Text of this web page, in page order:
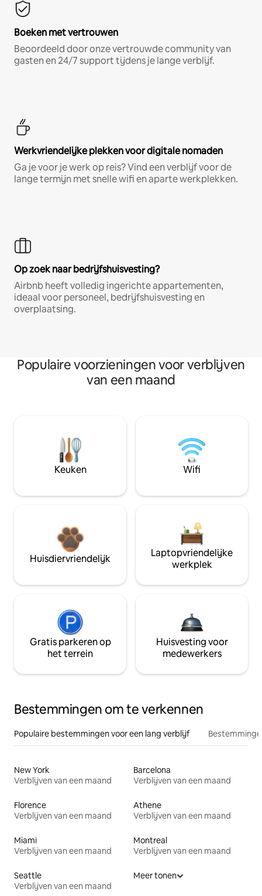
Boeken met vertrouwen
Beoordeeld door onze vertrouwde community van
gasten en 24/7 support tijdens je lange verblijf.
Werkvriendelijke plekken voor digitale nomaden
Ga je voor je werk op reis? Vind een verblijf voor de
lange termijn met snelle wifi en aparte werkplekken.
Op zoek naar bedrijfshuisvesting?
Airbnb heeft volledig ingerichte appartementen,
ideaal voor personeel, bedrijfshuisvesting en
overplaatsing.
Populaire voorzieningen voor verblijven
van een maand
Keuken Wifi
Huisdiervriendelijk
Laptopvriendelijke
werkplek
Gratis parkeren op
het terrein
Huisvesting voor
medewerkers
Bestemmingen om te verkennen
Populaire bestemmingen voor een lang verblijf
New York
Verblijven van een maand
Barcelona
Verblijven van een maand
Florence
Verblijven van een maand
Athene
Verblijven van een maand
Miami
Verblijven van een maand
Montreal
Verblijven van een maand
Seattle
Verblijven van een maand
Meer tonen